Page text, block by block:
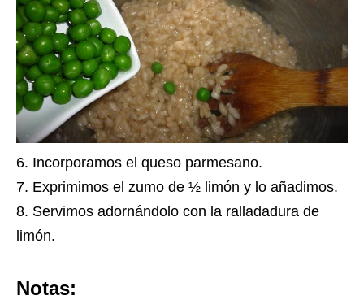
Incorporamos el queso parmesano.
Exprimimos el zumo de ½ limón y lo añadimos.
Servimos adornándolo con la ralladadura de
limón.
Notas: